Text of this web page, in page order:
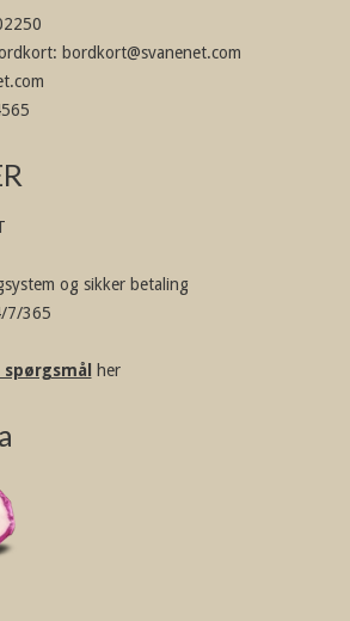
: bordkort@svanenet.com
og sikker betaling
7/365
her